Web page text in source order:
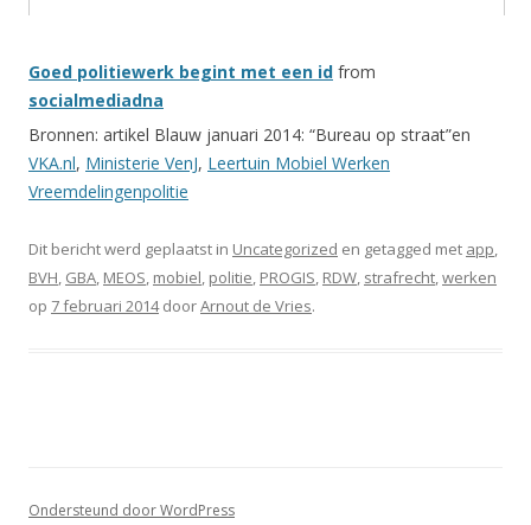
Goed politiewerk begint met een id from
socialmediadna
Bronnen: artikel Blauw januari 2014: “Bureau op straat”en
VKA.nl, Ministerie VenJ, Leertuin Mobiel Werken
Vreemdelingenpolitie
Dit bericht werd geplaatst in Uncategorized en getagged met app,
BVH, GBA, MEOS, mobiel, politie, PROGIS, RDW, strafrecht,werken
op 7 februari 2014doorArnout de Vries.
Ondersteund door WordPress